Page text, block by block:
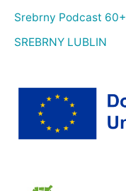
Srebrny Podcast 60+
SREBRNY LUBLIN